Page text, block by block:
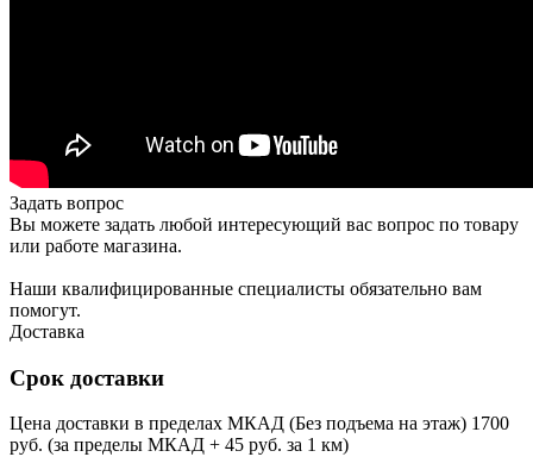
Задать вопрос
Вы можете задать любой интересующий вас вопрос по товару
или работе магазина.
Наши квалифицированные специалисты обязательно вам
помогут.
Доставка
Срок доставки
Цена доставки в пределах МКАД (Без подъема на этаж) 1700
руб. (за пределы МКАД + 45 руб. за 1 км)